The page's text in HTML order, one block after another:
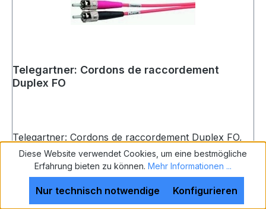
Telegartner: Cordons de raccordement
Duplex FO
Telegartner: Cordons de raccordement Duplex FO,
1./2. côté: 2xST, fibre: 2E9/125 OS2, 10,0m, jaune
(UVC 1)
Diese Website verwendet Cookies, um eine bestmögliche
Erfahrung bieten zu können. Mehr Informationen ...
Nur technisch notwendige Konfigurieren